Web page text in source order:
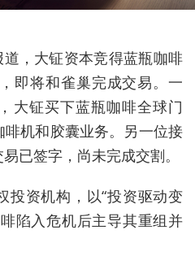
，大钲资本竞得蓝瓶咖啡
即将和雀巢完成交易。一
大钲买下蓝瓶咖啡全球门
机和胶囊业务。另一位接
已签字，尚未完成交割。
投资机构 ，以“投资驱动变
陷入危机后主导其重组并